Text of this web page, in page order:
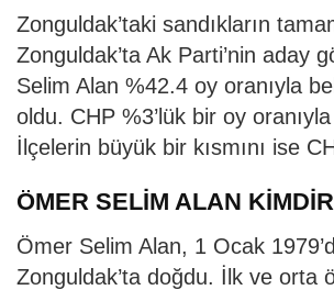
Zonguldak’taki sandıkların
Zonguldak’ta Ak Parti’nin aday
Selim Alan %42.4 oy oranıyla
oldu. CHP %3’lük bir oy
İlçelerin büyük bir kısmını ise
ÖMER SELİM ALAN
Ömer Selim Alan, 1 Ocak
Zonguldak’ta doğdu. İlk ve orta